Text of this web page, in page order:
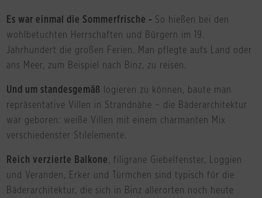
Es war einmal die Sommerfrische - So hießen bei den
wohlbetuchten Herrschaften und Bürgern im 19.
Jahrhundert die großen Ferien. Man pflegte aufs Land oder
ans Meer, zum Beispiel nach Binz, zu reisen.
Und um standesgemäß logieren zu können, baute man
repräsentative Villen in Strandnähe – die Bäderarchitektur
war geboren: weiße Villen mit einem charmanten Mix
verschiedenster Stilelemente.
Reich verzierte Balkone, filigrane Giebelfenster, Loggien
und Veranden, Erker und Türmchen sind typisch für die
Bäderarchitektur, die sich in Binz allerorten noch heute